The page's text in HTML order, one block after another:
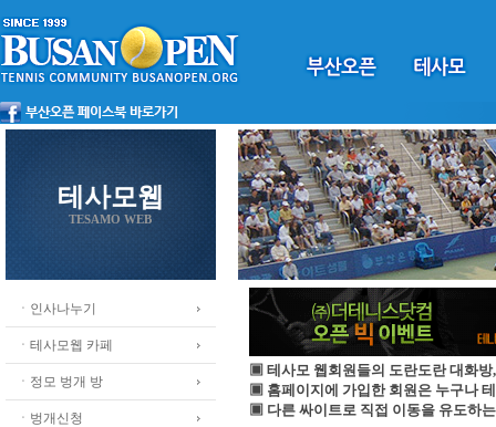
테사모웹
TESAMO WEB
ㆍ인사나누기
ㆍ테사모웹 카페
ㆍ정모 벙개 방
ㆍ벙개신청
▣ 테사모 웹회원들의 도란도란 대화방
▣ 홈페이지에 가입한 회원은 누구나
▣ 다른 싸이트로 직접 이동을 유도하